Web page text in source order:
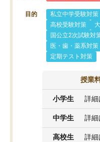
目的 私立中学受験対策
高校受験対策
国公立2次試験対
医・歯・薬系対策
定期テスト対策
授業
小学生 詳細
中学生 詳細
高校生 詳細